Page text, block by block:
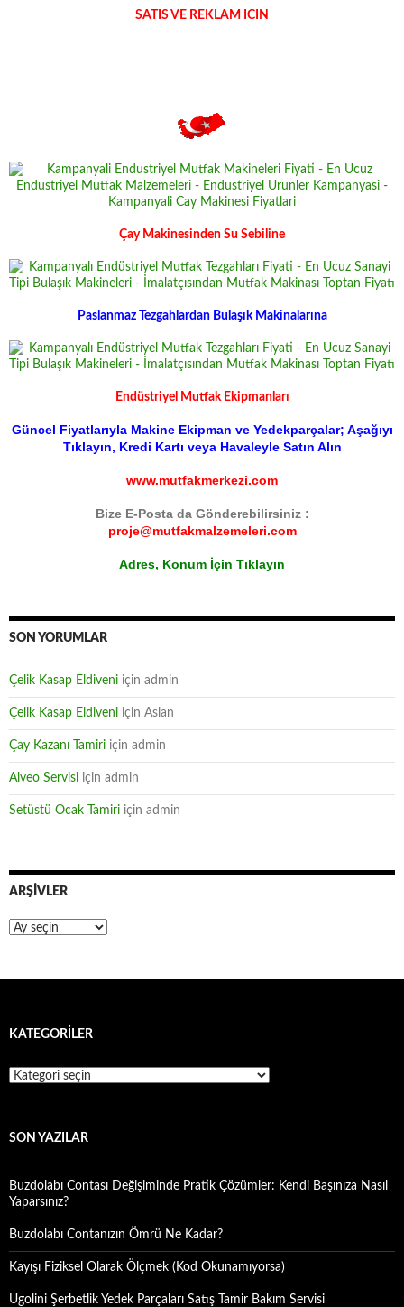
SATIS VE REKLAM ICIN
Çay Makinesinden Su Sebiline
Paslanmaz Tezgahlardan Bulaşık Makinalarına
Endüstriyel Mutfak Ekipmanları
Güncel Fiyatlarıyla Makine Ekipman ve Yedekparçalar; Aşağıyı
Tıklayın, Kredi Kartı veya Havaleyle Satın Alın
www.mutfakmerkezi.com
Bize E-Posta da Gönderebilirsiniz :
proje@mutfakmalzemeleri.com
Adres, Konum İçin Tıklayın
SON YORUMLAR
Çelik Kasap Eldiveni için admin
Çelik Kasap Eldiveni için Aslan
Çay Kazanı Tamiri için admin
Alveo Servisi için admin
Setüstü Ocak Tamiri için admin
ARŞIVLER
Arşivler
KATEGORILER
Kategoriler
SON YAZILAR
Buzdolabı Contası Değişiminde Pratik Çözümler: Kendi Başınıza Nasıl
Yaparsınız?
Buzdolabı Contanızın Ömrü Ne Kadar?
Kayışı Fiziksel Olarak Ölçmek (Kod Okunamıyorsa)
Ugolini Şerbetlik Yedek Parçaları Satış Tamir Bakım Servisi